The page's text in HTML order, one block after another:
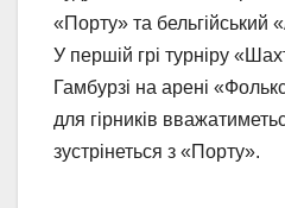
«Порту» та бельгійський
У першій грі турніру
Гамбурзі на арені
для гірників
зустрінеться з «Порту».